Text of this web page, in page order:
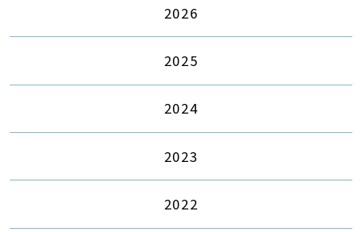
2026
2025
2024
2023
2022